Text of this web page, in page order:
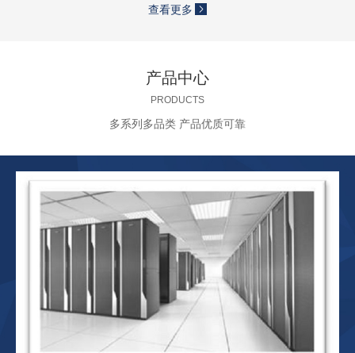
查看更多
产品中心
PRODUCTS
多系列多品类 产品优质可靠